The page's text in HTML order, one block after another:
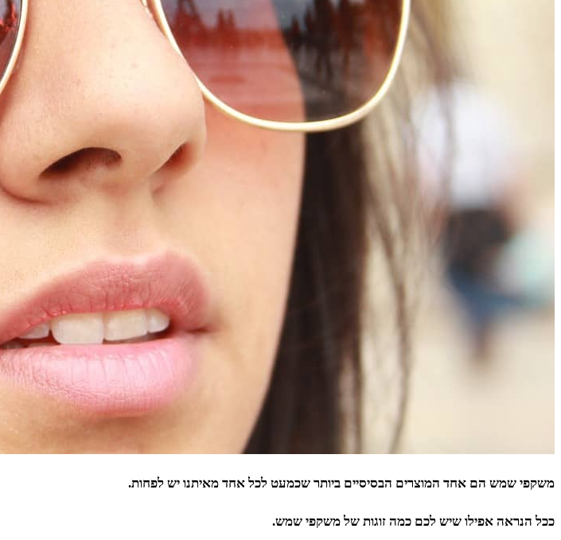
משקפי שמש הם אחד המוצרים הבסיסיים ביותר שכמעט לכל אחד מאיתנו יש לפחות.
ככל הנראה אפילו שיש לכם כמה זוגות של משקפי שמש.